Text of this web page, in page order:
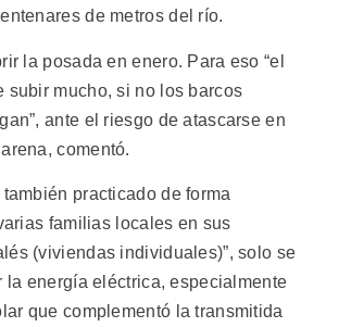
de metros del río.
la posada en enero. Para eso “el
subir mucho, si no los barcos
ante el riesgo de atascarse en
comentó.
practicado de forma
familias locales en sus
(viviendas individuales)”, solo se
la energía eléctrica, especialmente
que complementó la transmitida